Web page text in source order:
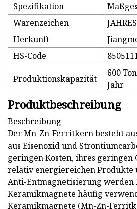
Spezifikation
Warenzeichen
Herkunft
HS-Code
Produktionskapazität
600
Jahr
Produktbeschreibung
Beschreibung
Der Mn-Zn-Ferritkern besteht
aus Eisenoxid und
geringen Kosten, ihres geringen
relativ energiereichen Produkte
Anti-Entmagnetisierung werden
Keramikmagnete häufig
Keramikmagnete (Mn-Zn-